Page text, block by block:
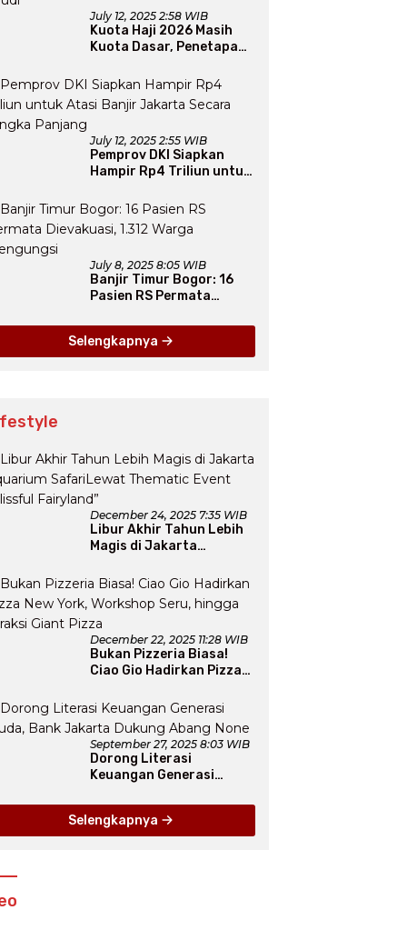
July 12, 2025 2:58 WIB
Kuota Haji 2026 Masih
Kuota Dasar, Penetapan
Arab Saudi
July 12, 2025 2:55 WIB
Pemprov DKI Siapkan
Hampir Rp4 Triliun untuk
Secara Jangka Panjang
July 8, 2025 8:05 WIB
Banjir Timur Bogor: 16
Pasien RS Permata
Mengungsi
Selengkapnya
December 24, 2025 7:35 WIB
Libur Akhir Tahun Lebih
Magis di Jakarta
Thematic Event “Blissful
Fairyland”
December 22, 2025 11:28 WIB
Bukan Pizzeria Biasa!
Ciao Gio Hadirkan Pizza
Seru, hingga Atraksi
Giant Pizza
September 27, 2025 8:03 WIB
Dorong Literasi
Keuangan Generasi
Dukung Abang None
Selengkapnya